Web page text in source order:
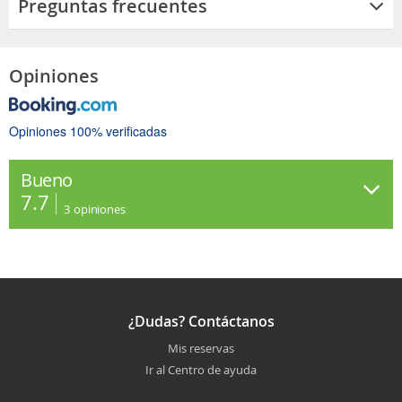
Preguntas frecuentes
Opiniones
Opiniones 100% verificadas
Bueno
7.7 3 opiniones
¿Dudas? Contáctanos
Mis reservas
Ir al Centro de ayuda